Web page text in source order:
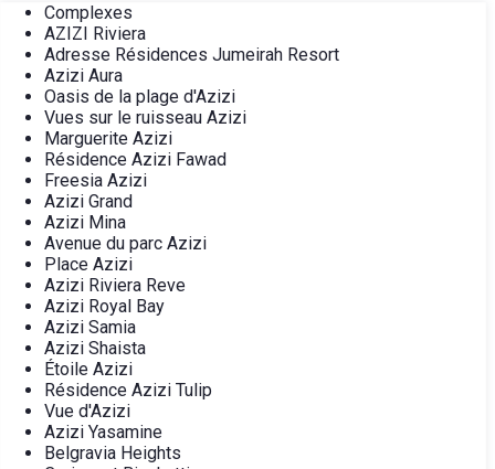
Complexes
AZIZI Riviera
Adresse Résidences Jumeirah Resort
Azizi Aura
Oasis de la plage d'Azizi
Vues sur le ruisseau Azizi
Marguerite Azizi
Résidence Azizi Fawad
Freesia Azizi
Azizi Grand
Azizi Mina
Avenue du parc Azizi
Place Azizi
Azizi Riviera Reve
Azizi Royal Bay
Azizi Samia
Azizi Shaista
Étoile Azizi
Résidence Azizi Tulip
Vue d'Azizi
Azizi Yasamine
Belgravia Heights